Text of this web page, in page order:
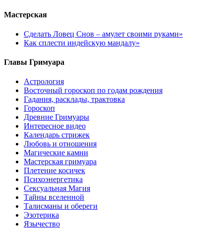
Мастерская
Сделать Ловец Снов – амулет своими руками»
Как сплести индейскую мандалу»
Главы Гримуара
Астрология
Восточный гороскоп по годам рождения
Гадания, расклады, трактовка
Гороскоп
Древние Гримуары
Интересное видео
Календарь стрижек
Любовь и отношения
Магические камни
Мастерская гримуара
Плетение косичек
Психоэнергетика
Сексуальная Магия
Тайны вселенной
Талисманы и обереги
Эзотерика
Язычество